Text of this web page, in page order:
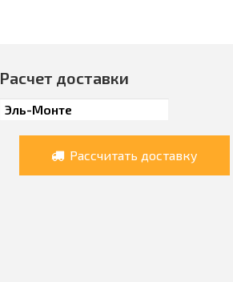
Расчет доставки
Рассчитать доставку